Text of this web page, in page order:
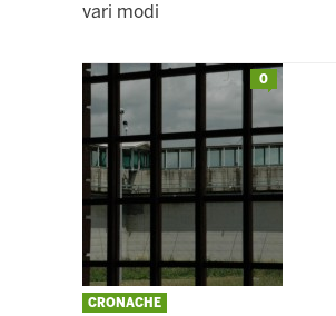
vari modi
0
CRONACHE